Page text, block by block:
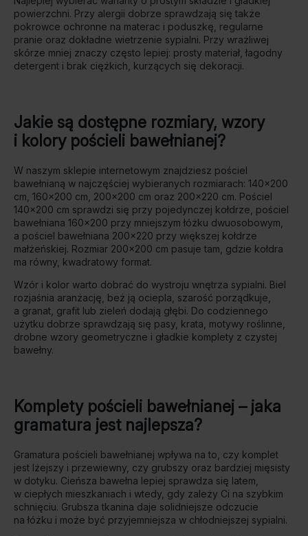
powierzchni. Przy alergii dobrze sprawdzają się także
pokrowce ochronne na materac i poduszkę, regularne
pranie oraz dokładne wietrzenie sypialni. Przy wrażliwej
skórze mniej znaczy często lepiej: prosty materiał, łagodny
detergent i brak ciężkich, kurzących się dekoracji.
Jakie są dostępne rozmiary, wzory
i kolory pościeli bawełnianej?
W naszym sklepie internetowym znajdziesz pościel
bawełnianą w najczęściej wybieranych rozmiarach: 140×200
cm, 160×200 cm, 200×200 cm oraz 200×220 cm. Pościel
140×200 cm sprawdzi się przy pojedynczej kołdrze, pościel
bawełniana 160×200 przy mniejszym łóżku dwuosobowym,
a pościel bawełniana 200×220 przy większej kołdrze
małżeńskiej. Rozmiar 200×200 cm pasuje tam, gdzie kołdra
ma równy, kwadratowy format.
Wzór i kolor warto dobrać do wystroju wnętrza sypialni. Biel
rozjaśnia aranżację, beż ją ociepla, szarość porządkuje,
a granat, grafit lub zieleń dodają głębi. Do codziennego
użytku dobrze sprawdzają się pasy, krata, motywy roślinne,
drobne wzory geometryczne i gładkie komplety z czystej
bawełny.
Komplety pościeli bawełnianej – jaka
gramatura jest najlepsza?
Gramatura pościeli bawełnianej wpływa na to, czy komplet
jest lżejszy i przewiewny, czy grubszy oraz bardziej mięsisty
w dotyku. Cieńsza bawełna lepiej sprawdza się latem,
w ciepłych mieszkaniach i wtedy, gdy zależy Ci na szybkim
schnięciu. Grubsza tkanina daje solidniejsze odczucie
na łóżku i może być przyjemniejsza w chłodniejszej sypialni.